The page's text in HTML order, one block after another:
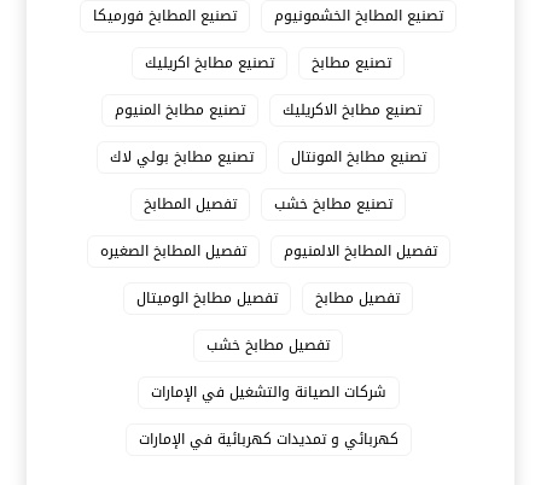
تصنيع المطابخ الخشمونيوم
تصنيع المطابخ فورميكا
تصنيع مطابخ
تصنيع مطابخ اكريليك
تصنيع مطابخ الاكريليك
تصنيع مطابخ المنيوم
تصنيع مطابخ المونتال
تصنيع مطابخ بولي لاك
تصنيع مطابخ خشب
تفصيل المطابخ
تفصيل المطابخ الالمنيوم
تفصيل المطابخ الصغيره
تفصيل مطابخ
تفصيل مطابخ الوميتال
تفصيل مطابخ خشب
شركات الصيانة والتشغيل في الإمارات
كهربائي و تمديدات كهربائية في الإمارات